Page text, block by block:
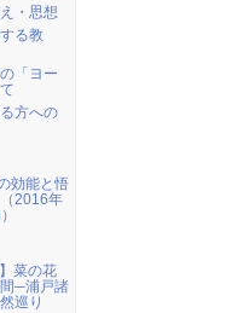
・思想
る教
「ヨー
方への
効能と悟
2016年
菜の花
─浦戸諸
巡り